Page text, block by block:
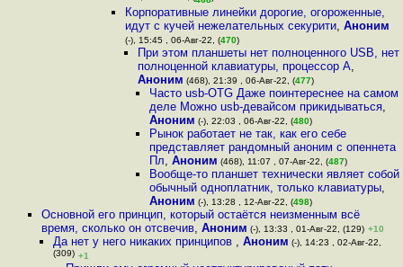
Корпоративные линейки дорогие, огороженные,
идут с кучей нежелательных секурити,Аноним
(-), 15:45 , 06-Авг-22, (470)
При этом планшеты нет полноценного USB, нет
полноценной клавиатуры, процессор A,
Аноним (468), 21:39 , 06-Авг-22, (477)
Часто usb-OTG Даже поинтереснее на самом
деле Можно usb-девайсом прикидываться,
Аноним (-), 22:03 , 06-Авг-22, (480)
Рынок работает не так, как его себе
представляет рандомный аноним с опеннета
Пл, Аноним (468), 11:07 , 07-Авг-22, (487)
Вообще-то планшет технически являет собой
обычный одноплатник, только клавиатуры,
Аноним (-), 13:28 , 12-Авг-22, (498)
Основной его принцип, который остаётся неизменным всё
время, сколько он отсвечив, Аноним (-), 13:33 , 01-Авг-22, (129) +10
Да нет у него никаких принципов ,Аноним (-), 14:23 , 02-Авг-22,
(309) +1